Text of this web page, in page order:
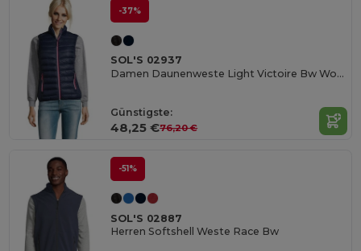
-37%
SOL'S 02937
Damen Daunenweste Light Victoire Bw Women
Günstigste:
48,25 €76,20 €
-51%
SOL'S 02887
Herren Softshell Weste Race Bw